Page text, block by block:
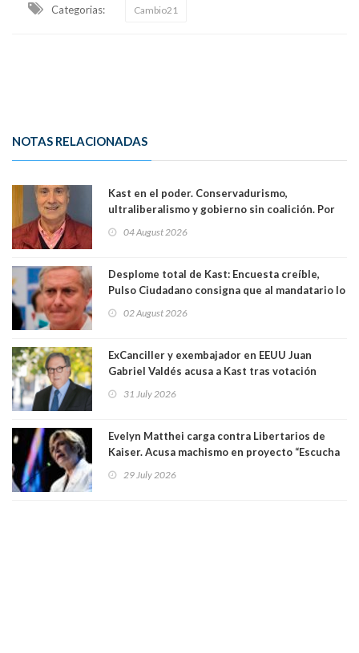
Categorias: Cambio21
NOTAS RELACIONADAS
Kast en el poder. Conservadurismo,
ultraliberalismo y gobierno sin coalición. Por
04 August 2026
Desplome total de Kast: Encuesta creíble,
Pulso Ciudadano consigna que al mandatario lo
sacó en primera vuelta. Rechazo es de 58.9% y
64.8%
02 August 2026
ExCanciller y exembajador en EEUU Juan
Gabriel Valdés acusa a Kast tras votación
"Si hay una persona responsable es él"
31 July 2026
Evelyn Matthei carga contra Libertarios de
Kaiser. Acusa machismo en proyecto “Escucha
"¿Cómo puede haber alguien tan enfermo del
29 July 2026